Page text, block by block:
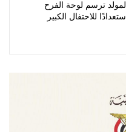
المولد ترسم لوحة الفرح
استعدادًا للاحتفال الكبير